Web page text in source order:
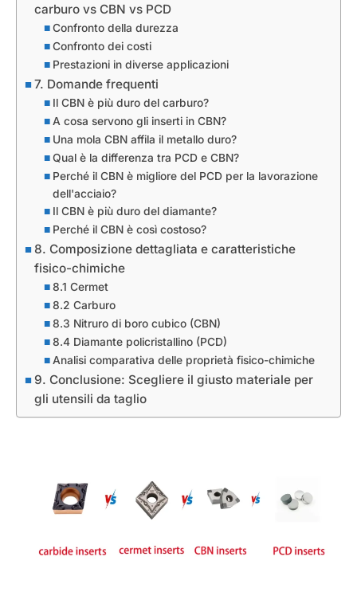
carburo vs CBN vs PCD
Confronto della durezza
Confronto dei costi
Prestazioni in diverse applicazioni
7. Domande frequenti
Il CBN è più duro del carburo?
A cosa servono gli inserti in CBN?
Una mola CBN affila il metallo duro?
Qual è la differenza tra PCD e CBN?
Perché il CBN è migliore del PCD per la lavorazione
dell'acciaio?
Il CBN è più duro del diamante?
Perché il CBN è così costoso?
8. Composizione dettagliata e caratteristiche
fisico-chimiche
8.1 Cermet
8.2 Carburo
8.3 Nitruro di boro cubico (CBN)
8.4 Diamante policristallino (PCD)
Analisi comparativa delle proprietà fisico-chimiche
9. Conclusione: Scegliere il giusto materiale per
gli utensili da taglio